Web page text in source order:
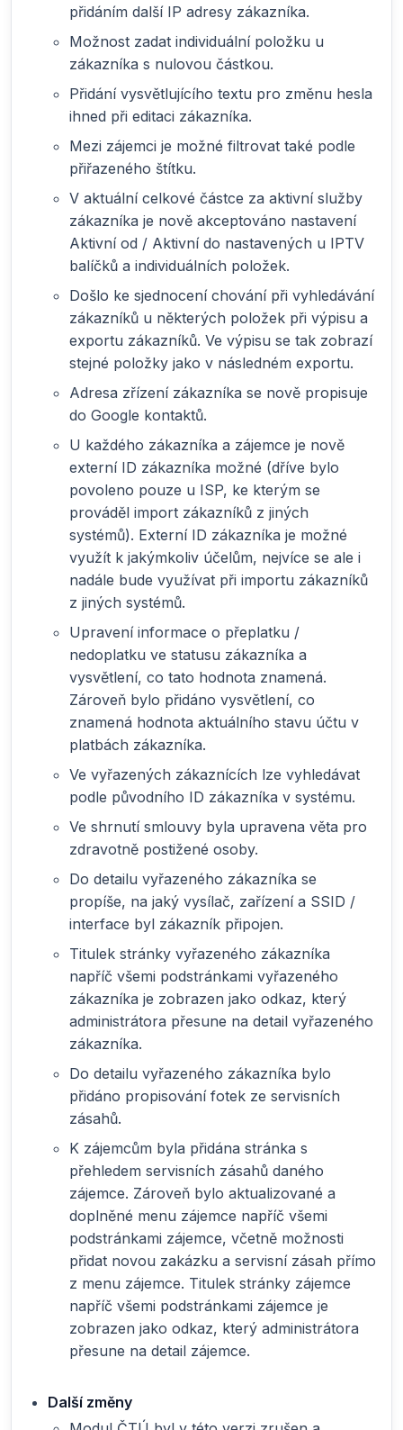
přidáním další IP adresy zákazníka.
Možnost zadat individuální položku u
zákazníka s nulovou částkou.
Přidání vysvětlujícího textu pro změnu hesla
ihned při editaci zákazníka.
Mezi zájemci je možné filtrovat také podle
přiřazeného štítku.
V aktuální celkové částce za aktivní služby
zákazníka je nově akceptováno nastavení
Aktivní od / Aktivní do nastavených u IPTV
balíčků a individuálních položek.
Došlo ke sjednocení chování při vyhledávání
zákazníků u některých položek při výpisu a
exportu zákazníků. Ve výpisu se tak zobrazí
stejné položky jako v následném exportu.
Adresa zřízení zákazníka se nově propisuje
do Google kontaktů.
U každého zákazníka a zájemce je nově
externí ID zákazníka možné (dříve bylo
povoleno pouze u ISP, ke kterým se
prováděl import zákazníků z jiných
systémů). Externí ID zákazníka je možné
využít k jakýmkoliv účelům, nejvíce se ale i
nadále bude využívat při importu zákazníků
z jiných systémů.
Upravení informace o přeplatku /
nedoplatku ve statusu zákazníka a
vysvětlení, co tato hodnota znamená.
Zároveň bylo přidáno vysvětlení, co
znamená hodnota aktuálního stavu účtu v
platbách zákazníka.
Ve vyřazených zákaznících lze vyhledávat
podle původního ID zákazníka v systému.
Ve shrnutí smlouvy byla upravena věta pro
zdravotně postižené osoby.
Do detailu vyřazeného zákazníka se
propíše, na jaký vysílač, zařízení a SSID /
interface byl zákazník připojen.
Titulek stránky vyřazeného zákazníka
napříč všemi podstránkami vyřazeného
zákazníka je zobrazen jako odkaz, který
administrátora přesune na detail vyřazeného
zákazníka.
Do detailu vyřazeného zákazníka bylo
přidáno propisování fotek ze servisních
zásahů.
K zájemcům byla přidána stránka s
přehledem servisních zásahů daného
zájemce. Zároveň bylo aktualizované a
doplněné menu zájemce napříč všemi
podstránkami zájemce, včetně možnosti
přidat novou zakázku a servisní zásah přímo
z menu zájemce. Titulek stránky zájemce
napříč všemi podstránkami zájemce je
zobrazen jako odkaz, který administrátora
přesune na detail zájemce.
Další změny